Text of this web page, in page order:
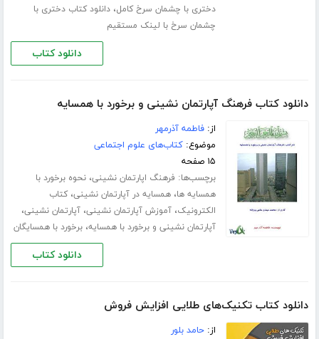
دختری با چشمان سرخ کامل،دانلود کتاب دختری با
چشمان سرخ با لینک مستقیم
دانلود کتاب
دانلود کتاب فرهنگ آپارتمان نشینی و برخورد با همسایه
از:فاطمه آذرمهر
موضوع:کتاب‌های علوم اجتماعی
۱۵ صفحه
برچسب‌ها: فرهنگ اپارتمان نشینی،نحوه برخورد با
همسایه ها،همسایه در آپارتمان نشینی،کتاب
الکترونیک،آموزش آپارتمان نشینی،آپارتمان نشینی،
آپارتمان نشینی و برخورد با همسایه،برخورد با همسایگان
دانلود کتاب
دانلود کتاب تکنیک‌های طلایی افزایش فروش
از:حامد بلور